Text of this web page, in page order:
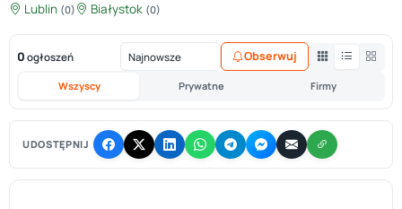
Lublin (0) Białystok (0)
0 ogłoszeń
Wszyscy Prywatne Firmy
Obserwuj
UDOSTĘPNIJ